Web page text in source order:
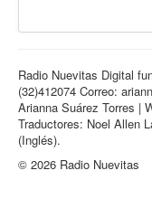
Radio Nuevitas Digital
(32)412074 Correo:
Arianna Suárez Torres |
Traductores: Noel Allen
(Inglés).
© 2026 Radio Nuevitas